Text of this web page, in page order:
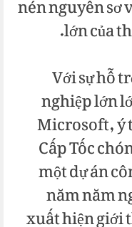
lớn của
Với sự hỗ
nghiệp lớn
Microsoft, ý
Cấp Tốc
một dự án
năm năm